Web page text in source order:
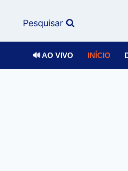
Pesquisar
🔊 AO VIVO INÍCIO